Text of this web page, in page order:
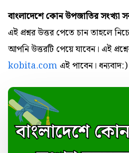
বাংলাদেশে কোন উপজাতির সংখ্যা
এই প্রশ্নর উত্তর পেতে চান তাহলে
আপনি উত্তরটি পেয়ে যাবেন। এই
kobita.comএই পাবেন। ধন্যবাদ:)